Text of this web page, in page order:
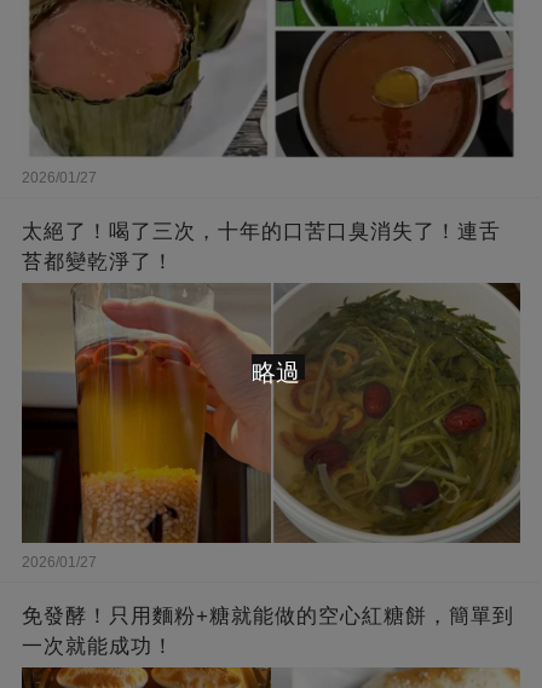
2026/01/27
太絕了！喝了三次，十年的口苦口臭消失了！連舌
苔都變乾淨了！
2026/01/27
免發酵！只用麵粉+糖就能做的空心紅糖餅，簡單到
一次就能成功！
略過